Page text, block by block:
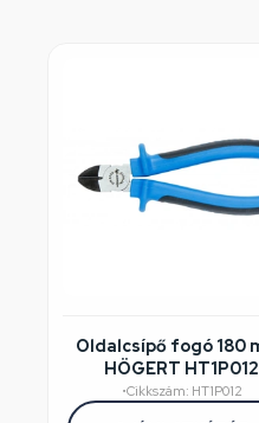
Oldalcsípő fogó 180 mm,
HÖGERT HT1P012
•Cikkszám: HT1P012